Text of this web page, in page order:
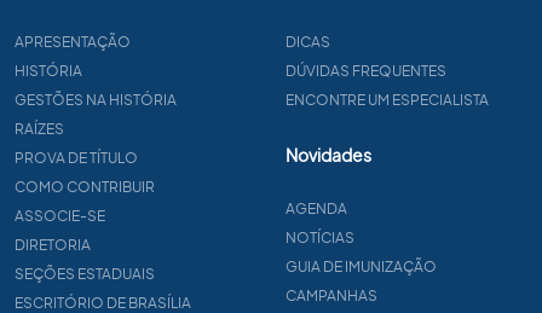
APRESENTAÇÃO
HISTÓRIA
GESTÕES NA HISTÓRIA
RAÍZES
PROVA DE TÍTULO
COMO CONTRIBUIR
ASSOCIE-SE
DIRETORIA
SEÇÕES ESTADUAIS
ESCRITÓRIO DE BRASÍLIA
DICAS
DÚVIDAS FREQUENTES
ENCONTRE UM ESPECIALISTA
Novidades
AGENDA
NOTÍCIAS
GUIA DE IMUNIZAÇÃO
CAMPANHAS